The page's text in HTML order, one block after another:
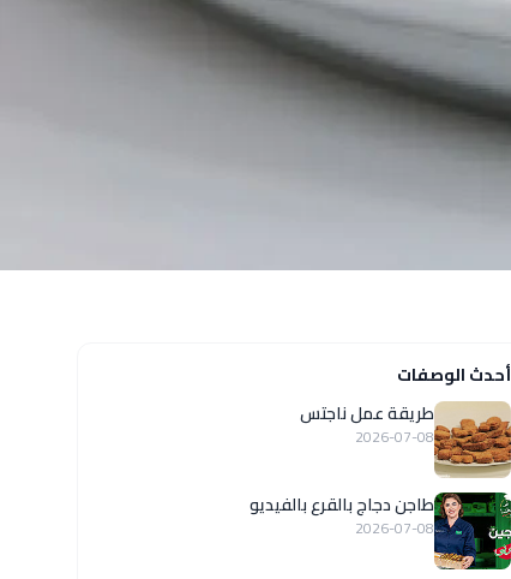
أحدث الوصفات
طريقة عمل ناجتس
2026-07-08
طاجن دجاج بالقرع بالفيديو
2026-07-08